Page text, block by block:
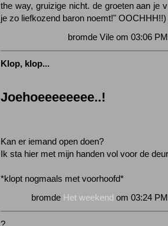
the way, gruizige nicht. de groeten aan je
je zo liefkozend baron noemt!" OOCHHH!!)
bromde Vile om 03:06
Klop, klop...
Joehoeeeeeeee..!
Kan er iemand open doen?
Ik sta hier met mijn handen vol voor de
*klopt nogmaals met voorhoofd*
bromde Het weekend om 03:24